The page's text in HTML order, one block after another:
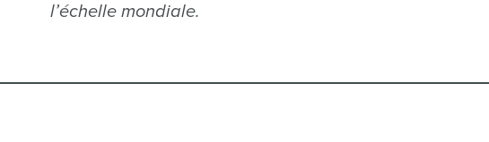
l’échelle mondiale.